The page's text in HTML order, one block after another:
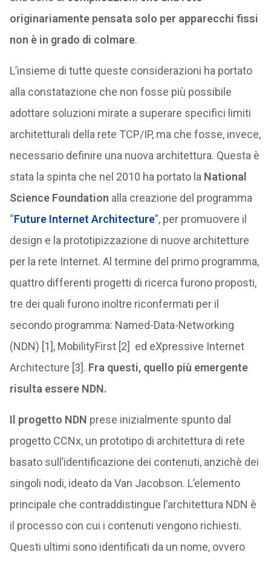
originariamente pensata solo per apparecchi fissi
non è in grado di colmare.
L’insieme di tutte queste considerazioni ha portato
alla constatazione che non fosse più possibile
adottare soluzioni mirate a superare specifici limiti
architetturali della rete TCP/IP, ma che fosse, invece,
necessario definire una nuova architettura. Questa è
stata la spinta che nel 2010 ha portato la National
Science Foundation alla creazione del programma
“Future Internet Architecture”, per promuovere il
design e la prototipizzazione di nuove architetture
per la rete Internet. Al termine del primo programma,
quattro differenti progetti di ricerca furono proposti,
tre dei quali furono inoltre riconfermati per il
secondo programma: Named-Data-Networking
(NDN) [1], MobilityFirst [2] ed eXpressive Internet
Architecture [3]. Fra questi, quello più emergente
risulta essere NDN.
Il progetto NDN prese inizialmente spunto dal
progetto CCNx, un prototipo di architettura di rete
basato sull’identificazione dei contenuti, anzichè dei
singoli nodi, ideato da Van Jacobson. L’elemento
principale che contraddistingue l’architettura NDN è
il processo con cui i contenuti vengono richiesti.
Questi ultimi sono identificati da un nome, ovvero